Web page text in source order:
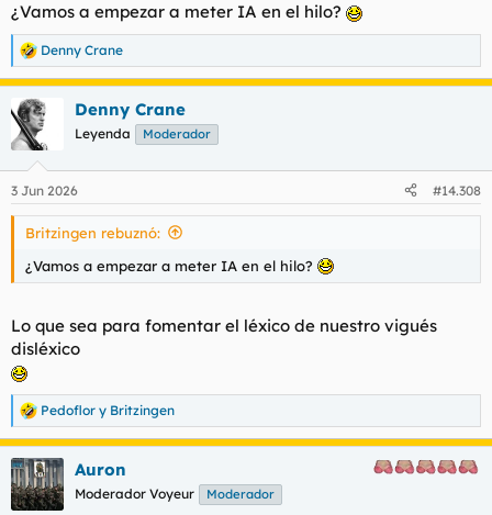
¿Vamos a empezar a meter IA en el hilo?
R
e
a
c
c
i
e
s
Denny Crane
Denny Crane
Leyenda Moderador
3 Jun 2026 #14.308
Britzingen rebuznó:
¿Vamos a empezar a meter IA en el hilo?
Lo que sea para fomentar el léxico de nuestro vigués
disléxico
R
e
a
c
c
i
Pedoflor y Britzingen
Auron
Moderador Voyeur Moderador